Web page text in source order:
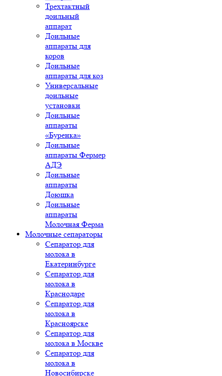
Трехтактный
доильный
аппарат
Доильные
аппараты для
коров
Доильные
аппараты для коз
Универсальные
доильные
установки
Доильные
аппараты
«Буренка»
Доильные
аппараты Фермер
АДЭ
Доильные
аппараты
Доюшка
Доильные
аппараты
Молочная Ферма
Молочные сепараторы
Сепаратор для
молока в
Екатеринбурге
Сепаратор для
молока в
Краснодаре
Сепаратор для
молока в
Красноярске
Сепаратор для
молока в Москве
Сепаратор для
молока в
Новосибирске